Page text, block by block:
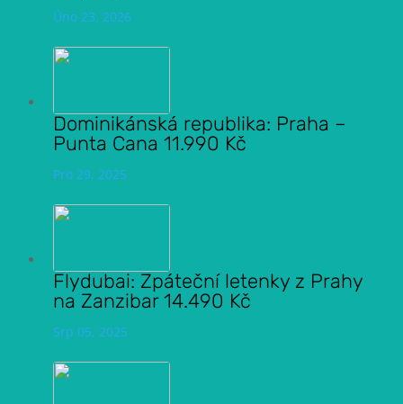
Úno 23, 2026
Dominikánská republika: Praha –
Punta Cana 11.990 Kč
Pro 29, 2025
Flydubai: Zpáteční letenky z Prahy
na Zanzibar 14.490 Kč
Srp 05, 2025